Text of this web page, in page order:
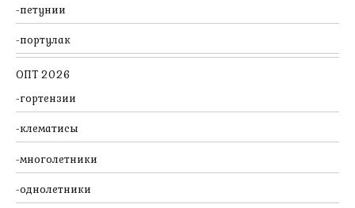
петунии
портулак
ОПТ 2026
гортензии
клематисы
многолетники
однолетники